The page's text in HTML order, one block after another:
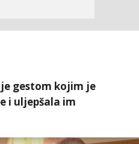
gestom kojim je
i uljepšala im